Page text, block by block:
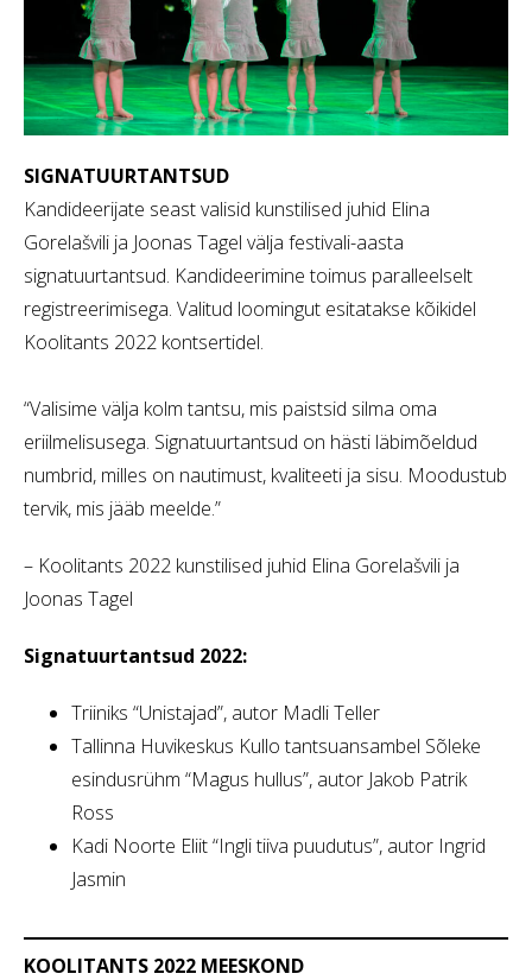
SIGNATUURTANTSUD
Kandideerijate seast valisid kunstilised juhid Elina
Gorelašvili ja Joonas Tagel välja festivali-aasta
signatuurtantsud. Kandideerimine toimus paralleelselt
registreerimisega. Valitud loomingut esitatakse kõikidel
Koolitants 2022 kontsertidel.
“Valisime välja kolm tantsu, mis paistsid silma oma
eriilmelisusega. Signatuurtantsud on hästi läbimõeldud
numbrid, milles on nautimust, kvaliteeti ja sisu. Moodustub
tervik, mis jääb meelde.”
– Koolitants 2022 kunstilised juhid Elina Gorelašvili ja
Joonas Tagel
Signatuurtantsud 2022:
Triiniks “Unistajad”, autor Madli Teller
Tallinna Huvikeskus Kullo tantsuansambel Sõleke
esindusrühm “Magus hullus”, autor Jakob Patrik
Ross
Kadi Noorte Eliit “Ingli tiiva puudutus”, autor Ingrid
Jasmin
KOOLITANTS 2022 MEESKOND